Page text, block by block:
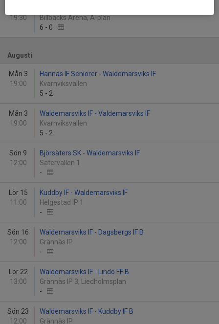
19:30
Billbäcks Arena, A-plan
6 - 0
Augusti
Mån 3
19:00
Hannäs IF Seniorer - Waldemarsviks IF
Kvarnviksvallen
5 - 2
Mån 3
19:00
Waldemarsviks IF - Valdemarsviks IF
Kvarnviksvallen
5 - 2
Sön 9
12:00
Björsäters SK - Waldemarsviks IF
Sätervallen 1
-
Lör 15
11:00
Kuddby IF - Waldemarsviks IF
Helgestad IP 1
-
Sön 16
12:00
Waldemarsviks IF - Dagsbergs IF B
Grännäs IP
-
Lör 22
13:00
Waldemarsviks IF - Lindö FF B
Grännäs IP 3, Liedholmsplan
-
Sön 23
12:00
Waldemarsviks IF - Kuddby IF B
Grännäs IP